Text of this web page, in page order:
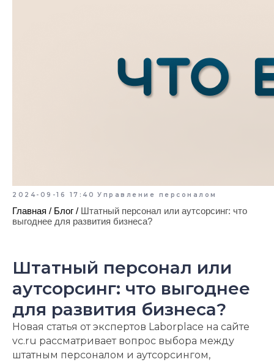
2024-09-16 17:40 Управление персоналом
Главная / Блог / Штатный персонал или аутсорсинг: что
выгоднее для развития бизнеса?
Штатный персонал или
аутсорсинг: что выгоднее
для развития бизнеса?
Новая статья от экспертов Laborplace на сайте
vc.ru рассматривает вопрос выбора между
штатным персоналом и аутсорсингом,